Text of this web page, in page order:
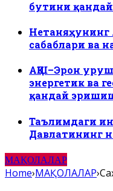
бутини
сабаблари ва
АҚШ–Эрон
энергетик ва
қандай
Таълимдаги
Давлатининг
МАҚОЛАЛАР
Home›МАҚОЛАЛАР›